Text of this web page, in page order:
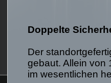
Doppelte
Der
gebaut. Allein von
im wesentlichen